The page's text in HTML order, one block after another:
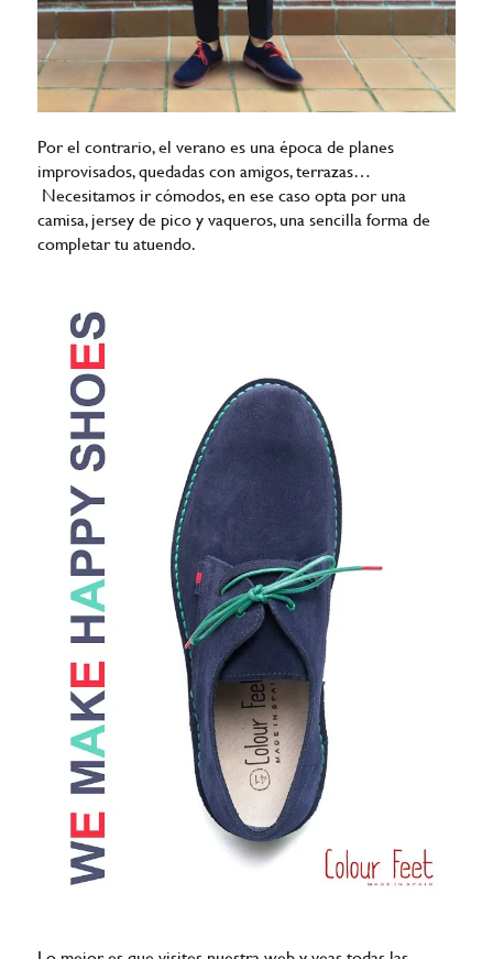
Por el contrario, el verano es una época de planes
improvisados, quedadas con amigos, terrazas…
Necesitamos ir cómodos, en ese caso opta por una
camisa, jersey de pico y vaqueros, una sencilla forma de
completar tu atuendo.